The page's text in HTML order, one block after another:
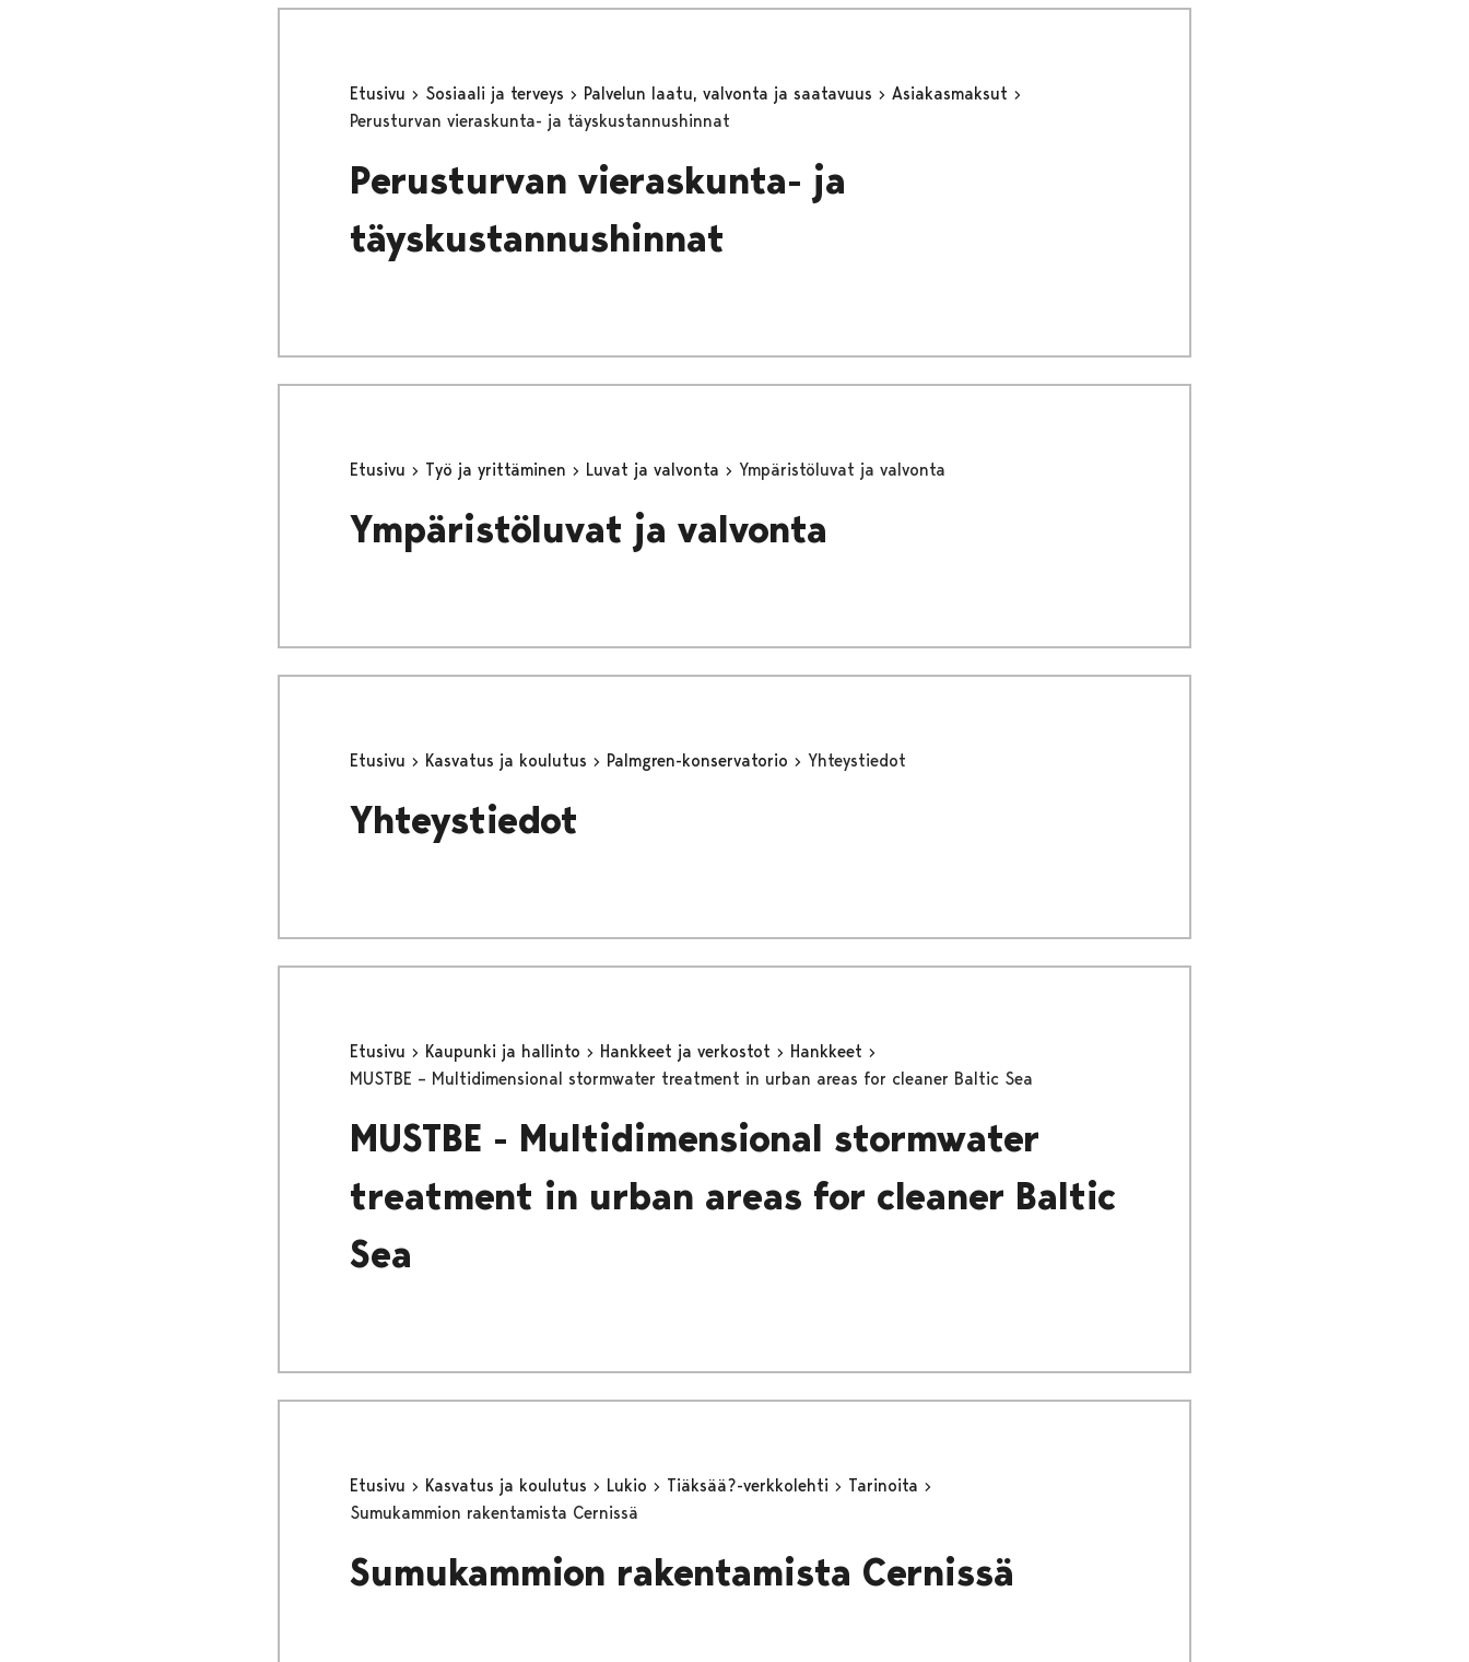
Etusivu Sosiaali ja terveys Palvelun laatu, valvonta ja saatavuus
Asiakasmaksut
Perusturvan vieraskunta- ja täyskustannushinnat
Perusturvan vieraskunta- ja
täyskustannushinnat
Etusivu Työ ja yrittäminen Luvat ja valvonta Ympäristöluvat ja valvonta
Ympäristöluvat ja valvonta
Etusivu Kasvatus ja koulutus Palmgren-konservatorio Yhteystiedot
Yhteystiedot
Etusivu Kaupunki ja hallinto Hankkeet ja verkostot
Hankkeet
MUSTBE – Multidimensional stormwater treatment in urban areas for cleaner Baltic Sea
MUSTBE - Multidimensional stormwater
treatment in urban areas for cleaner Baltic
Sea
Etusivu Kasvatus ja koulutus Lukio Tiäksää?-verkkolehti
Tarinoita
Sumukammion rakentamista Cernissä
Sumukammion rakentamista Cernissä